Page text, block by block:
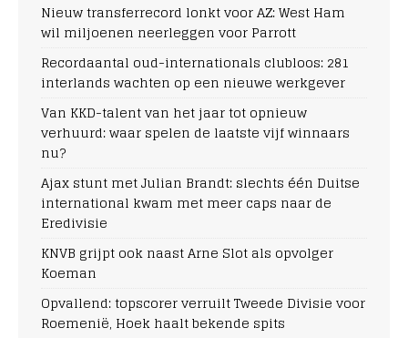
Nieuw transferrecord lonkt voor AZ: West Ham
wil miljoenen neerleggen voor Parrott
Recordaantal oud-internationals clubloos: 281
interlands wachten op een nieuwe werkgever
Van KKD-talent van het jaar tot opnieuw
verhuurd: waar spelen de laatste vijf winnaars
nu?
Ajax stunt met Julian Brandt: slechts één Duitse
international kwam met meer caps naar de
Eredivisie
KNVB grijpt ook naast Arne Slot als opvolger
Koeman
Opvallend: topscorer verruilt Tweede Divisie voor
Roemenië, Hoek haalt bekende spits